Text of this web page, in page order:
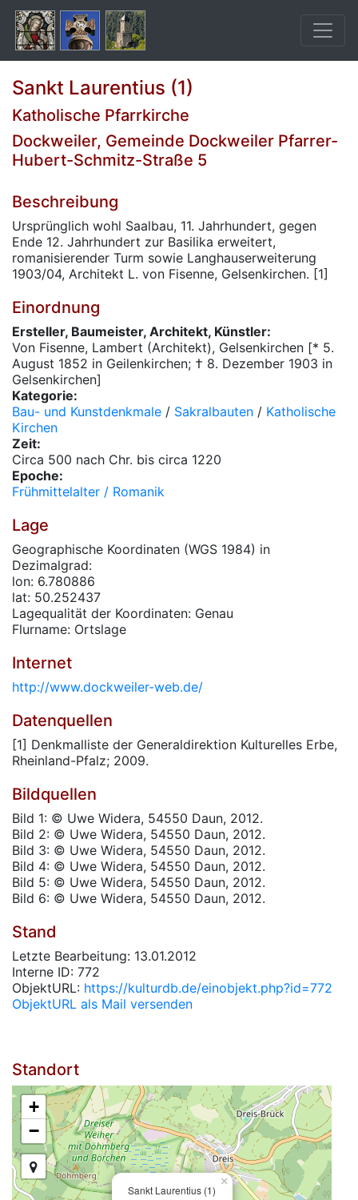
Sankt Laurentius (1)
Katholische Pfarrkirche
Dockweiler, Gemeinde Dockweiler Pfarrer-
Hubert-Schmitz-Straße 5
Beschreibung
Ursprünglich wohl Saalbau, 11. Jahrhundert, gegen
Ende 12. Jahrhundert zur Basilika erweitert,
romanisierender Turm sowie Langhauserweiterung
1903/04, Architekt L. von Fisenne, Gelsenkirchen. [1]
Einordnung
Ersteller, Baumeister, Architekt, Künstler:
Von Fisenne, Lambert (Architekt), Gelsenkirchen [* 5.
August 1852 in Geilenkirchen; † 8. Dezember 1903 in
Gelsenkirchen]
Kategorie:
Bau- und Kunstdenkmale / Sakralbauten / Katholische
Kirchen
Zeit:
Circa 500 nach Chr. bis circa 1220
Epoche:
Frühmittelalter / Romanik
Lage
Geographische Koordinaten (WGS 1984) in
Dezimalgrad:
lon: 6.780886
lat: 50.252437
Lagequalität der Koordinaten: Genau
Flurname: Ortslage
Internet
http://www.dockweiler-web.de/
Datenquellen
[1] Denkmalliste der Generaldirektion Kulturelles Erbe,
Rheinland-Pfalz; 2009.
Bildquellen
Bild 1: © Uwe Widera, 54550 Daun, 2012.
Bild 2: © Uwe Widera, 54550 Daun, 2012.
Bild 3: © Uwe Widera, 54550 Daun, 2012.
Bild 4: © Uwe Widera, 54550 Daun, 2012.
Bild 5: © Uwe Widera, 54550 Daun, 2012.
Bild 6: © Uwe Widera, 54550 Daun, 2012.
Stand
Letzte Bearbeitung: 13.01.2012
Interne ID: 772
ObjektURL: https://kulturdb.de/einobjekt.php?id=772
ObjektURL als Mail versenden
Standort
Sankt Laurentius (1)
×
+
−